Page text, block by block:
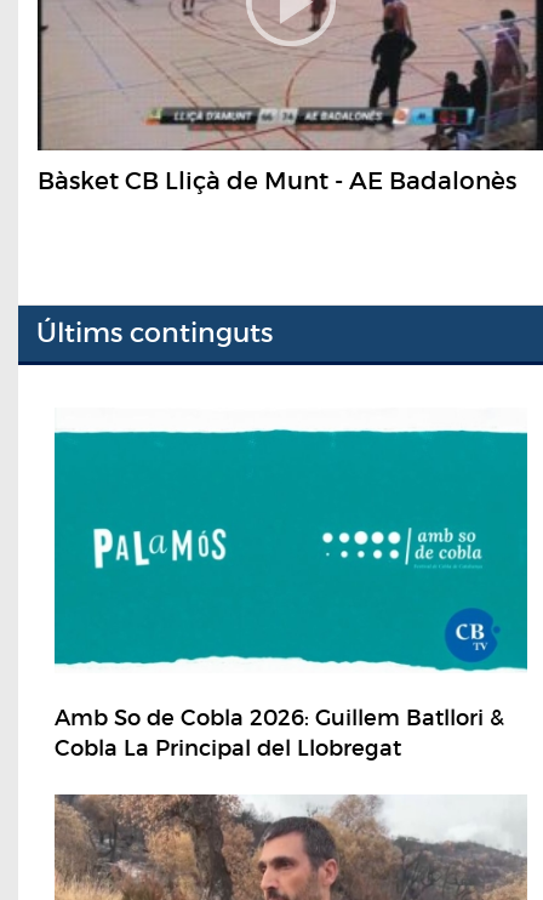
Bàsket CB Lliçà de Munt - AE Badalonès
Últims continguts
Amb So de Cobla 2026: Guillem Batllori &
Cobla La Principal del Llobregat